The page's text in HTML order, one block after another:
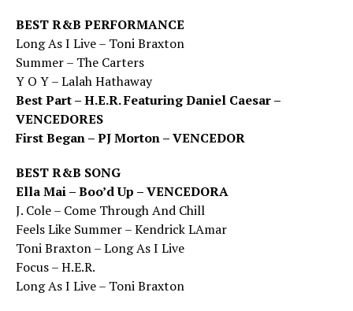
BEST R&B PERFORMANCE
Long As I Live – Toni Braxton
Summer – The Carters
Y O Y – Lalah Hathaway
Best Part – H.E.R. Featuring Daniel Caesar –
VENCEDORES
First Began – PJ Morton – VENCEDOR
BEST R&B SONG
Ella Mai – Boo’d Up – VENCEDORA
J. Cole – Come Through And Chill
Feels Like Summer – Kendrick LAmar
Toni Braxton – Long As I Live
Focus – H.E.R.
Long As I Live – Toni Braxton